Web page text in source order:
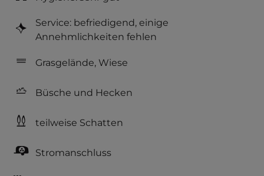
Service: befriedigend, einige
Annehmlichkeiten fehlen
Grasgelände, Wiese
Büsche und Hecken
teilweise Schatten
Stromanschluss